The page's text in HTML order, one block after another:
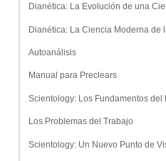
Dianética: La Evolución de una
Dianética: La Ciencia Moderna de
Autoanálisis
Manual para Preclears
Scientology: Los Fundamentos del
Los Problemas del Trabajo
Scientology: Un Nuevo Punto de